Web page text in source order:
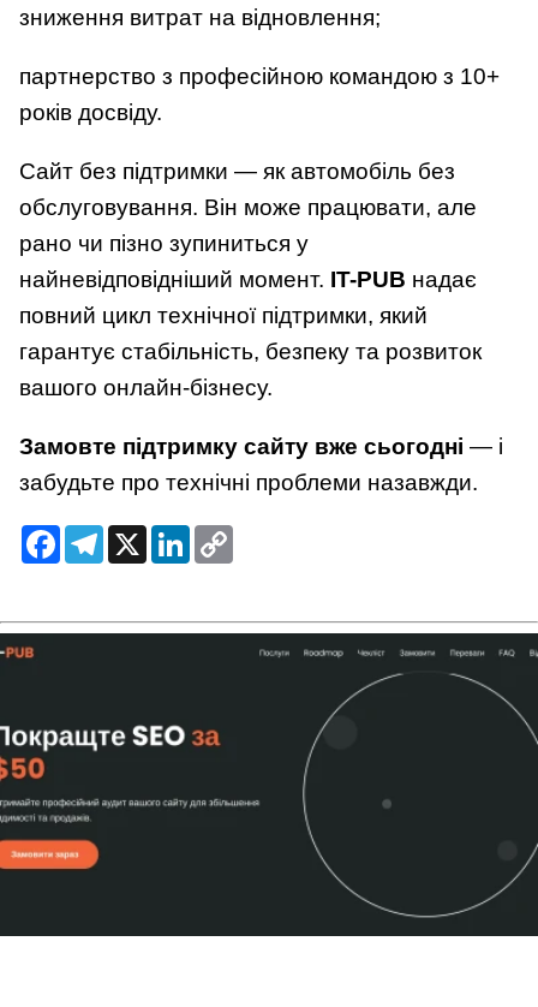
зниження витрат на відновлення;
партнерство з професійною командою з 10+
років досвіду.
Сайт без підтримки — як автомобіль без
обслуговування. Він може працювати, але
рано чи пізно зупиниться у
найневідповідніший момент. IT-PUB надає
повний цикл технічної підтримки, який
гарантує стабільність, безпеку та розвиток
вашого онлайн-бізнесу.
Замовте підтримку сайту вже сьогодні — і
забудьте про технічні проблеми назавжди.
FacebookTelegram
X LinkedIn